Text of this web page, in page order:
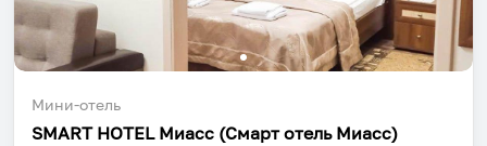
Мини-отель
SMART HOTEL Миасс (Смарт отель Миасс)